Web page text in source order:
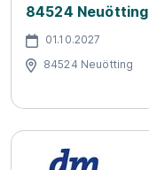
84524 Neuötting
01.10.2027
84524 Neuötting